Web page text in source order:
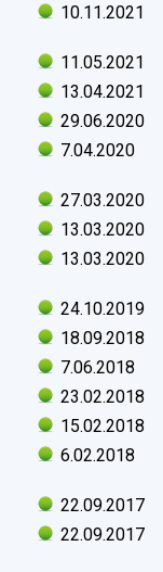
10.11.2021
11.05.2021
13.04.2021
29.06.2020
7.04.2020
27.03.2020
13.03.2020
13.03.2020
24.10.2019
18.09.2018
7.06.2018
23.02.2018
15.02.2018
6.02.2018
22.09.2017
22.09.2017